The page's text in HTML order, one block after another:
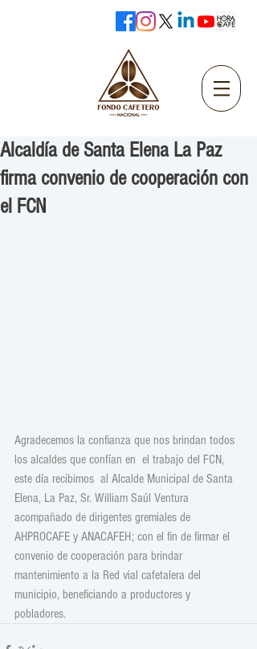
Alcaldía de Santa Elena La Paz
firma convenio de cooperación con
el FCN
Agradecemos la confianza que nos brindan todos
los alcaldes que confían en  el trabajo del FCN,
este día recibimos  al Alcalde Municipal de Santa
Elena, La Paz, Sr. William Saúl Ventura
acompañado de dirigentes gremiales de
AHPROCAFE y ANACAFEH; con el fin de firmar el
convenio de cooperación para brindar
mantenimiento a la Red vial cafetalera del
municipio, beneficiando a productores y
pobladores.